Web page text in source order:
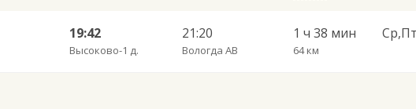
19:42
Высоково-1 д.
21:20
Вологда АВ
1 ч 38 мин
64 км